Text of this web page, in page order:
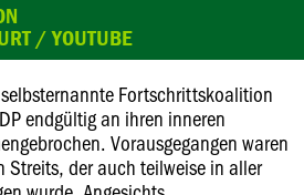
/ YOUTUBE
Fortschrittskoalition
endgültig an ihren inneren
Vorausgegangen waren
Streits, der auch teilweise in aller